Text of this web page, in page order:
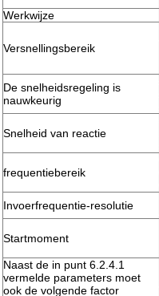
Werkwijze
Versnellingsbereik
De snelheidsregeling is
nauwkeurig
Snelheid van reactie
frequentiebereik
Invoerfrequentie-resolutie
Startmoment
Naast de in punt 6.2.4.1
vermelde parameters moet
ook de volgende factor